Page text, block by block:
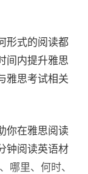
形式的阅读都
间内提升雅思
雅思考试相关
你在雅思阅读
钟阅读英语材
哪里、何时、